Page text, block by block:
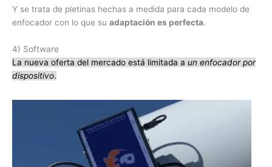
Y se trata de pletinas hechas a medida para cada modelo de
enfocador con lo que su adaptación es perfecta.
4) Software
La nueva oferta del mercado está limitada a un enfocador por
dispositivo.